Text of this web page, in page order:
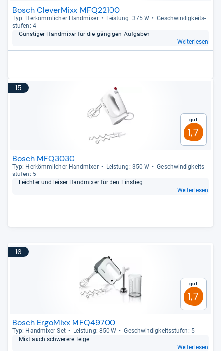
Bosch CleverMixx MFQ22100
Typ: Her­kömm­li­cher Hand­mi­xer Leis­tung: 375 W
Geschwin­dig­keits­
stu­fen: 4
Güns­ti­ger Hand­mi­xer für die gän­gi­gen Auf­ga­ben
Weiterlesen
15
Gut
1,7
Bosch MFQ3030
Typ: Her­kömm­li­cher Hand­mi­xer Leis­tung: 350 W
Geschwin­dig­keits­
stu­fen: 5
Leich­ter und lei­ser Hand­mi­xer für den Ein­stieg
Weiterlesen
16
Gut
1,7
Bosch ErgoMixx MFQ49700
Typ: Hand­mi­xer-​Set Leis­tung: 850 W
Geschwin­dig­keits­stu­fen: 5
Mixt auch schwe­rere Teige
Weiterlesen